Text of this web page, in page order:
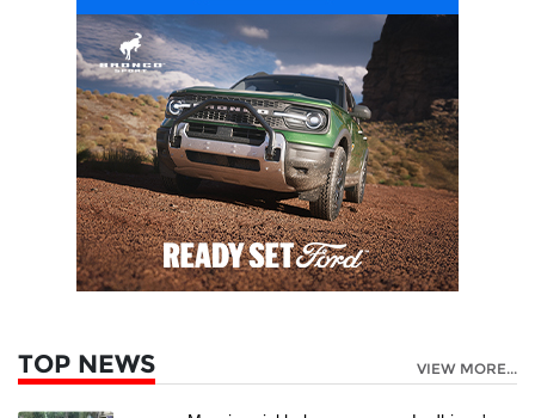
TOP NEWS VIEW MORE...